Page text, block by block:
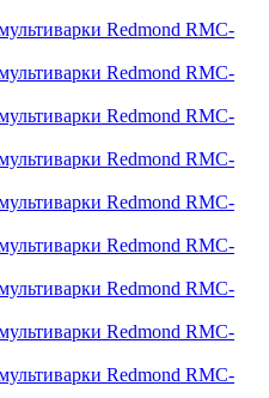
Redmond RMC-
Redmond RMC-
Redmond RMC-
Redmond RMC-
Redmond RMC-
Redmond RMC-
Redmond RMC-
Redmond RMC-
Redmond RMC-